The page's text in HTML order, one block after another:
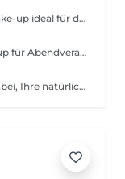
Ein frisches, natürliches und strahlendes Make-up ideal für den Alltag, das Büro, ein Treffen oder besondere Anlässe am Tag. Es unterstreicht Ihre natürliche Schönheit, ohne aufdringlich zu wirken.
Ein ausdrucksstarkes und elegantes Make-up für Abendveranstaltungen, Partys oder besondere Anlässe. Augen und/oder Lippen werden intensiver betont und sorgen für einen glamourösen, langanhaltenden Look.
Jede Braut ist einzigartig. Ich begleite Sie dabei, Ihre natürliche Schönheit an Ihrem Hochzeitstag mit einem individuell auf Sie abgestimmten Styling zu unterstreichen passend zu Ihrem Stil, Ihrem Hauttyp und Ihren Wünschen.Individuelle Angebotsanfrage.